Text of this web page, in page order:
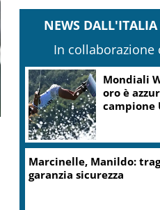
NEWS
In collaborazione
R.Fvg, Lenarduzzi (Pd):
contro declino
Acciaierie Valbruna,
di equilibrio